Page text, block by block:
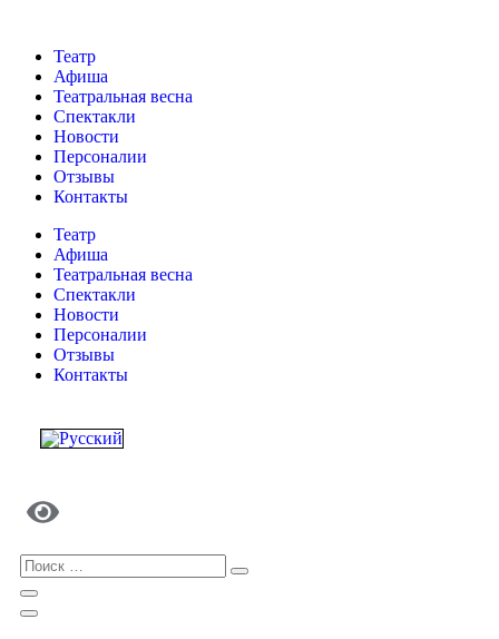
Театр
Афиша
Театральная весна
Спектакли
Новости
Персоналии
Отзывы
Контакты
Театр
Афиша
Театральная весна
Спектакли
Новости
Персоналии
Отзывы
Контакты